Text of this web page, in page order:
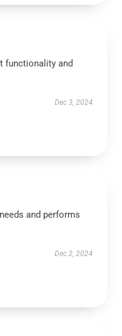
functionality and
Dec 3, 2024
and performs
Dec 2, 2024